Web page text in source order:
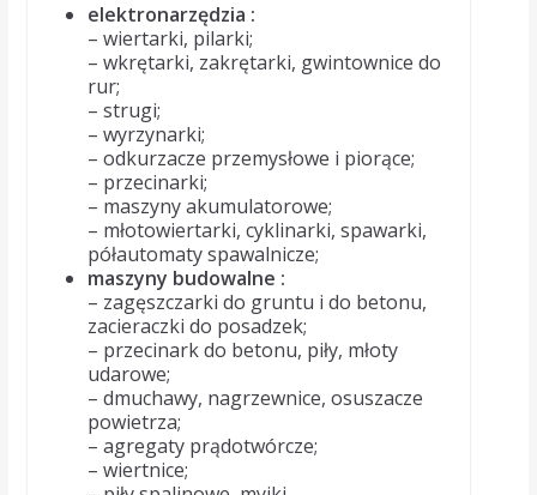
elektronarzędzia :
– wiertarki, pilarki;
– wkrętarki, zakrętarki, gwintownice do
rur;
– strugi;
– wyrzynarki;
– odkurzacze przemysłowe i piorące;
– przecinarki;
– maszyny akumulatorowe;
– młotowiertarki, cyklinarki, spawarki,
półautomaty spawalnicze;
maszyny budowalne :
– zagęszczarki do gruntu i do betonu,
zacieraczki do posadzek;
– przecinark do betonu, piły, młoty
udarowe;
– dmuchawy, nagrzewnice, osuszacze
powietrza;
– agregaty prądotwórcze;
– wiertnice;